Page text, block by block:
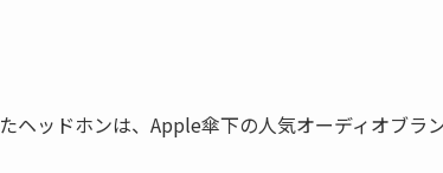
ヘッドホンは、Apple傘下の人気オーディオブラ